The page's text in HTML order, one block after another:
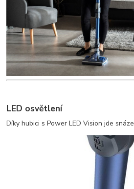
LED osvětlení
Díky hubici s Power LED Vision jde